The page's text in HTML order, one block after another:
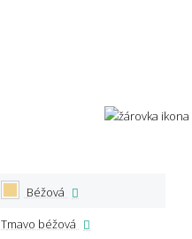
Béžová
Tmavo béžová